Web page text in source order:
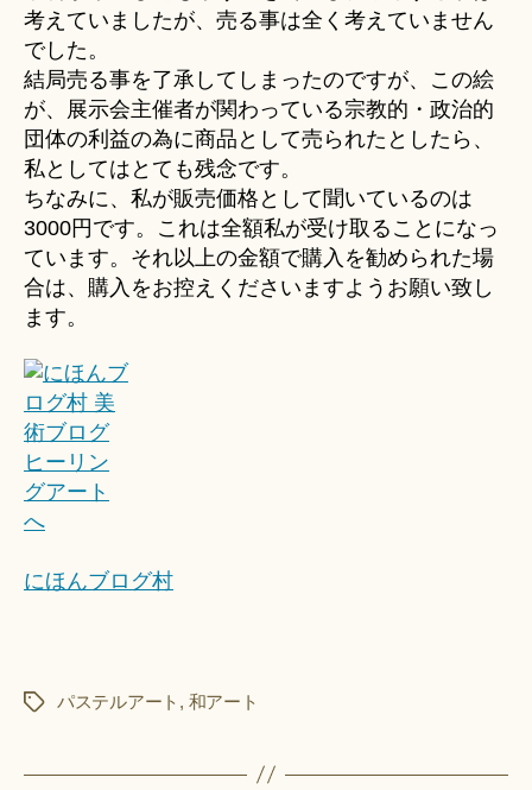
考えていましたが、売る事は全く考えていません
でした。
結局売る事を了承してしまったのですが、この絵
が、展示会主催者が関わっている宗教的・政治的
団体の利益の為に商品として売られたとしたら、
私としてはとても残念です。
ちなみに、私が販売価格として聞いているのは
3000円です。これは全額私が受け取ることになっ
ています。それ以上の金額で購入を勧められた場
合は、購入をお控えくださいますようお願い致し
ます。
にほんブログ村
タ
パステルアート , 和アート